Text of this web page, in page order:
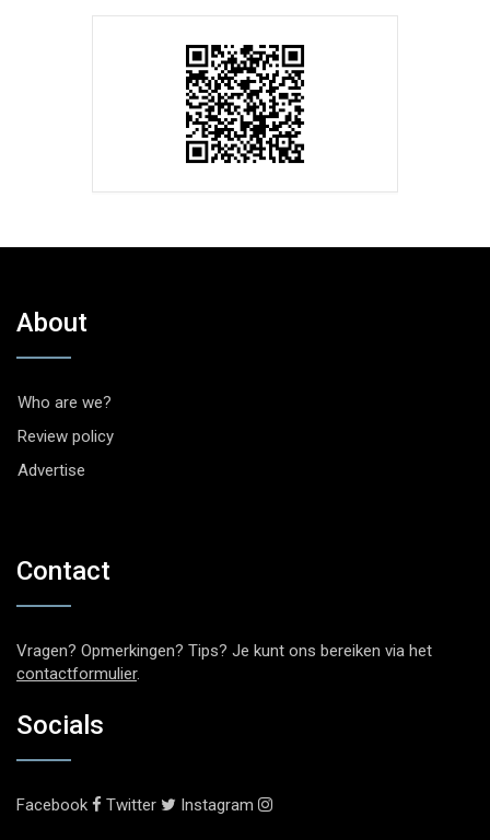
About
Who are we?
Review policy
Advertise
Contact
Vragen? Opmerkingen? Tips? Je kunt ons bereiken via het
contactformulier.
Socials
Facebook Twitter Instagram